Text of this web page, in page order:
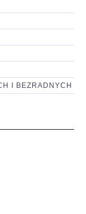
I BEZRADNYCH